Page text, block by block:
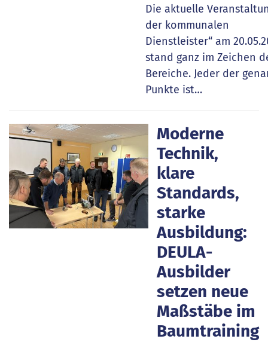
Die aktuelle
der kommunalen
Dienstleister“ am
stand ganz im Zeichen
Bereiche. Jeder der
Punkte ist…
Moderne
Technik,
klare
Standards,
starke
Ausbildung:
DEULA-
Ausbilder
setzen neue
Maßstäbe im
Baumtraining